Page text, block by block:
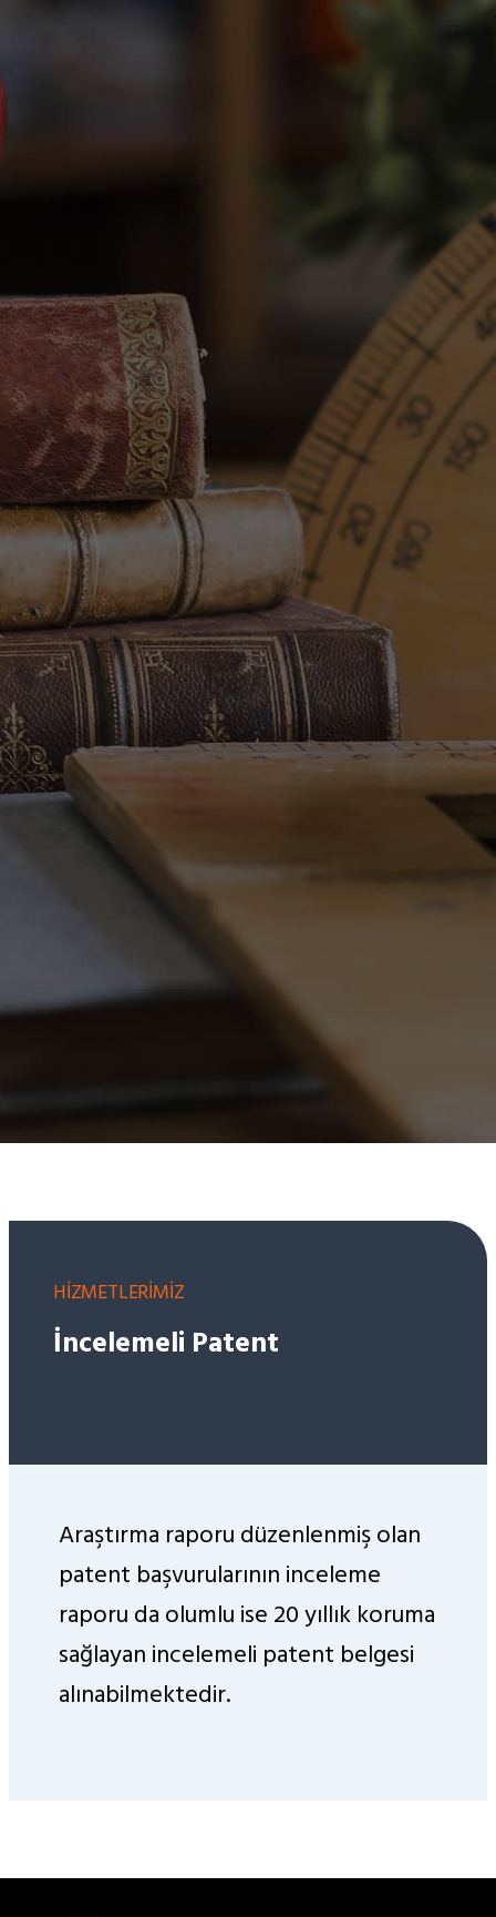
HİZMETLERİMİZ
İncelemeli Patent
Araştırma raporu düzenlenmiş olan
patent başvurularının inceleme
raporu da olumlu ise 20 yıllık koruma
sağlayan incelemeli patent belgesi
alınabilmektedir.